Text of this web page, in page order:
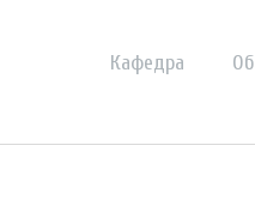
Кафедра